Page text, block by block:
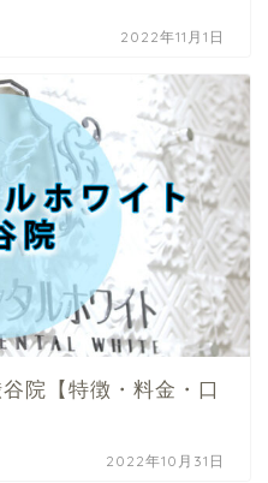
2022年11月1日
院【特徴・料金・口
2022年10月31日